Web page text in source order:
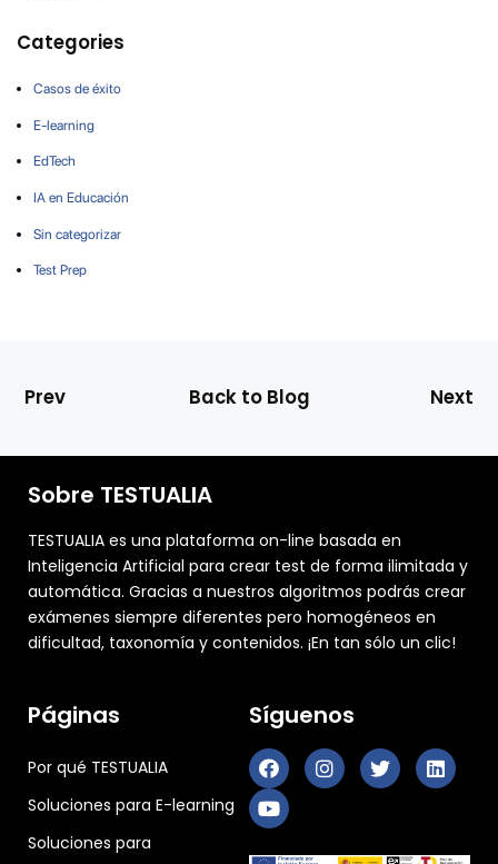
Categories
Casos de éxito
E-learning
EdTech
IA en Educación
Sin categorizar
Test Prep
Prev Back to Blog Next
Sobre TESTUALIA
TESTUALIA es una plataforma on-line basada en
Inteligencia Artificial para crear test de forma ilimitada y
automática. Gracias a nuestros algoritmos podrás crear
exámenes siempre diferentes pero homogéneos en
dificultad, taxonomía y contenidos. ¡En tan sólo un clic!
Páginas
Por qué TESTUALIA
Soluciones para E-learning
Soluciones para
Síguenos